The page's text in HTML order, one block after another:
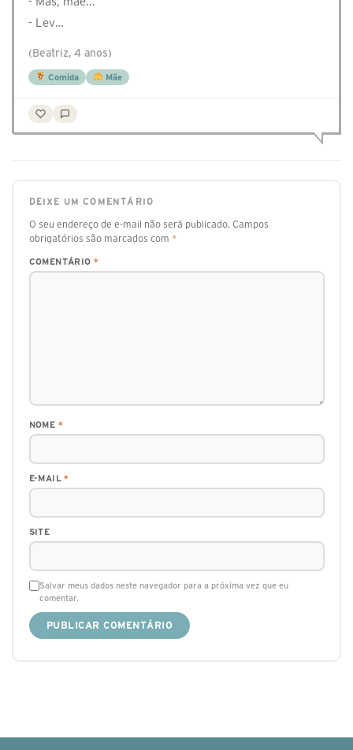
- Lev…
(Beatriz, 4 anos)
Comida Mãe
DEIXE UM COMENTÁRIO
O seu endereço de e-mail não será publicado. Campos
obrigatórios são marcados com *
COMENTÁRIO *
NOME *
E-MAIL*
SITE
Salvar meus dados neste navegador para a próxima vez que eu
comentar.